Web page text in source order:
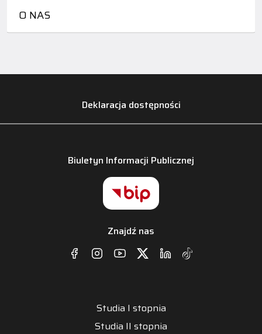
O NAS
Deklaracja dostępności
Biuletyn Informacji Publicznej
Znajdź nas
Studia I stopnia
Studia II stopnia